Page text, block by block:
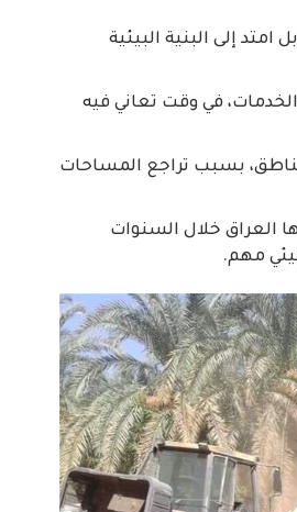
إلى البنية البيئية
في وقت تعاني فيه
بسبب تراجع المساحات
العراق خلال السنوات
مهم.